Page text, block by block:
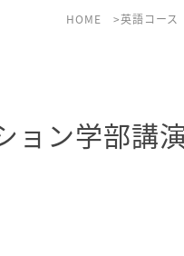
HOME 英語コース
ョン学部講